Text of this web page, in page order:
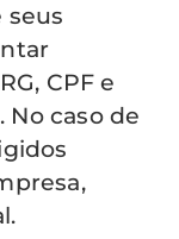
seus
CPF e
caso de